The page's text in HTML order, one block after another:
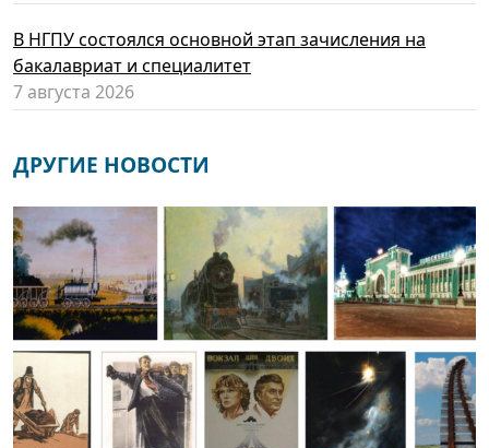
В НГПУ состоялся основной этап зачисления на
бакалавриат и специалитет
7 августа 2026
ДРУГИЕ НОВОСТИ